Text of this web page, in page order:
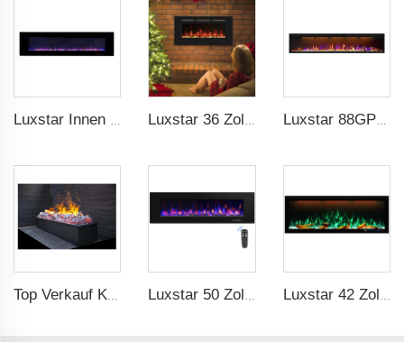
Luxstar 88GP Zoll Indoor Medien Elektrischer Kaminheizer Königs-Slim 1.5KW Kamin App Fernbedienung Remote
Top Verkauf Kassette 1000 Zoll 3D Wasser Echte Rauch Flamme Dampf Dampfwolke Dekorativer Elektrischer Kamin Luxstar 50 Zoll Schwarz Wandmontage Nicht Einbaubar Elektrischer Kaminofen Dekorativer Kamin mit Thermostat Luxstar 42 Zoll Smart Elektrokamin mit App-Steuerung Dekor Flamme Elektrokamin Wandmontiert